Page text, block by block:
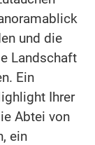
und die
Landschaft
Ein
Ihrer
Abtei von
ein